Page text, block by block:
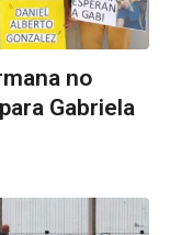
no
Gabriela